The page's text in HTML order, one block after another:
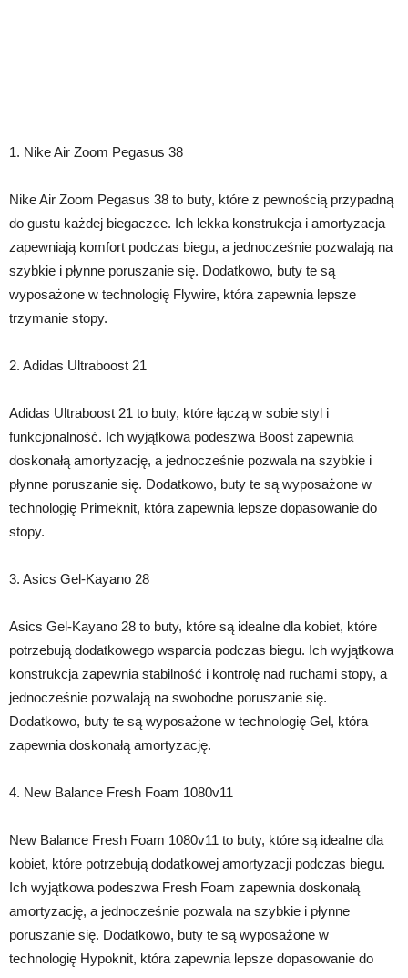
1. Nike Air Zoom Pegasus 38
Nike Air Zoom Pegasus 38 to buty, które z pewnością przypadną
do gustu każdej biegaczce. Ich lekka konstrukcja i amortyzacja
zapewniają komfort podczas biegu, a jednocześnie pozwalają na
szybkie i płynne poruszanie się. Dodatkowo, buty te są
wyposażone w technologię Flywire, która zapewnia lepsze
trzymanie stopy.
2. Adidas Ultraboost 21
Adidas Ultraboost 21 to buty, które łączą w sobie styl i
funkcjonalność. Ich wyjątkowa podeszwa Boost zapewnia
doskonałą amortyzację, a jednocześnie pozwala na szybkie i
płynne poruszanie się. Dodatkowo, buty te są wyposażone w
technologię Primeknit, która zapewnia lepsze dopasowanie do
stopy.
3. Asics Gel-Kayano 28
Asics Gel-Kayano 28 to buty, które są idealne dla kobiet, które
potrzebują dodatkowego wsparcia podczas biegu. Ich wyjątkowa
konstrukcja zapewnia stabilność i kontrolę nad ruchami stopy, a
jednocześnie pozwalają na swobodne poruszanie się.
Dodatkowo, buty te są wyposażone w technologię Gel, która
zapewnia doskonałą amortyzację.
4. New Balance Fresh Foam 1080v11
New Balance Fresh Foam 1080v11 to buty, które są idealne dla
kobiet, które potrzebują dodatkowej amortyzacji podczas biegu.
Ich wyjątkowa podeszwa Fresh Foam zapewnia doskonałą
amortyzację, a jednocześnie pozwala na szybkie i płynne
poruszanie się. Dodatkowo, buty te są wyposażone w
technologię Hypoknit, która zapewnia lepsze dopasowanie do